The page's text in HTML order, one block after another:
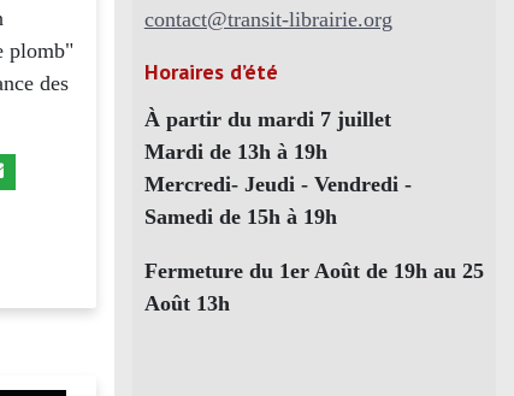
plomb"
des
contact@transit-librairie.org
Horaires d’été
À partir du mardi 7 juillet
Mardi de 13h à 19h
Mercredi- Jeudi - Vendredi -
Samedi de 15h à 19h
Fermeture du 1er Août de 19h au 25
Août 13h